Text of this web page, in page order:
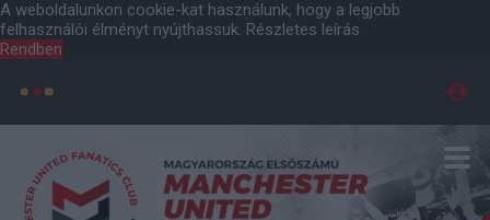
A weboldalunkon cookie-kat használunk, hogy a legjobb
felhasználói élményt nyújthassuk. Részletes leírás
Rendben